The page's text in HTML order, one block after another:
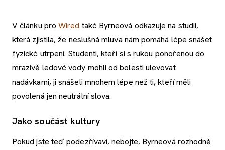
V článku proWired také Byrneová odkazuje na studii,
která zjistila, že neslušná mluva nám pomáhá lépe snášet
fyzické utrpení. Studenti, kteří si s rukou ponořenou do
mrazivě ledové vody mohli od bolesti ulevovat
nadávkami, ji snášeli mnohem lépe než ti, kteří měli
povolená jen neutrální slova.
Jako součást kultury
Pokud jste teď podezřívaví, nebojte, Byrneová rozhodně